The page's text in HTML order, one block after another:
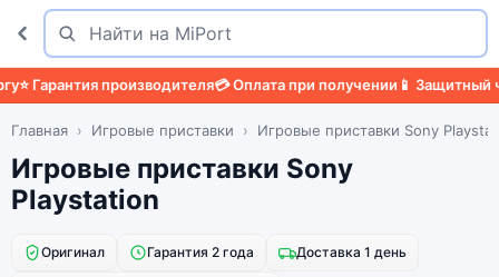
Поиск
Найти
⭐ Гарантия производителя💳 Оплата при получении📱 Защитный
Главная Игровые приставки Игровые приставки Sony
Игровые приставки Sony
Playstation
Оригинал Гарантия 2 года Доставка 1 день